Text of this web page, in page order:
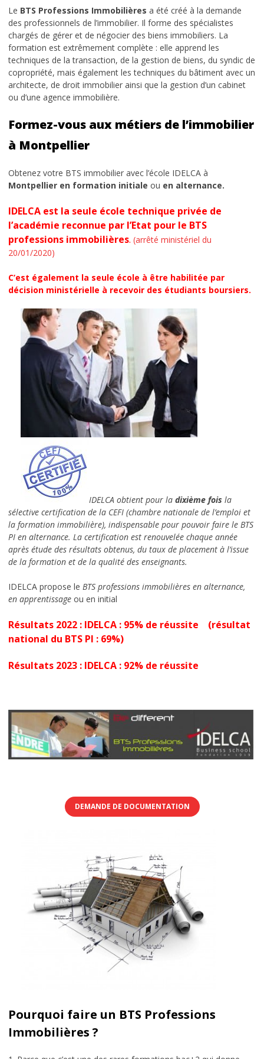
Le BTS Professions Immobilières a été créé à la demande
des professionnels de l’immobilier. Il forme des spécialistes
chargés de gérer et de négocier des biens immobiliers. La
formation est extrêmement complète : elle apprend les
techniques de la transaction, de la gestion de biens, du syndic de
copropriété, mais également les techniques du bâtiment avec un
architecte, de droit immobilier ainsi que la gestion d’un cabinet
ou d’une agence immobilière.
Formez-vous aux métiers de l’immobilier
à Montpellier
Obtenez votre BTS immobilier avec l’école IDELCA à
Montpellier en formation initiale ou en alternance.
IDELCA est la seule école technique privée de
l’académie reconnue par l’Etat pour le BTS
professions immobilières. (arrêté ministériel du
20/01/2020)
C’est également la seule école à être habilitée par
décision ministérielle à recevoir des étudiants boursiers.
IDELCA obtient pour la dixième fois la
sélective certification de la CEFI (chambre nationale de l’emploi et
la formation immobilière), indispensable pour pouvoir faire le BTS
PI en alternance. La certification est renouvelée chaque année
après étude des résultats obtenus, du taux de placement à l’issue
de la formation et de la qualité des enseignants.
IDELCA propose le BTS professions immobilières en alternance,
en apprentissage ou en initial
Résultats 2022 : IDELCA : 95% de réussite (résultat
national du BTS PI : 69%)
Résultats 2023 : IDELCA : 92% de réussite
DEMANDE DE DOCUMENTATION
Pourquoi faire un BTS Professions
Immobilières ?
Chiffres clés d’Idelca
Témoignages
Le cadre
Les news du BDE
INFORMATIONS
Admission à l’école
Alternance ou initial ?
Spécial orientation
Parcours École de Commerce
Reconnaissance par l’Etat
choisir une école de commerce
Postes à pourvoir en alternance
Frais de scolarité
Quels métiers après l’école de
commerce ?
info pratiques
INTRANET IDELCA
L’ACTU
CONTACT
Nous localiser